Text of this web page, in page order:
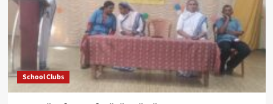
School Clubs